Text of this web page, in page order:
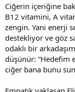
Ciğerin içeriğine
B12 vitamini, A
zengin. Yani enerji
destekliyor ve göz
odaklı bir
düşünür: “Hedefim
ciğer bana bunu